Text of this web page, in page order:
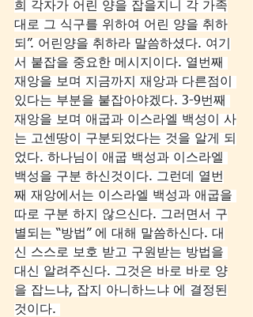
희 각자가 어린 양을 잡을지니 각 가족
대로 그 식구를 위하여 어린 양을 취하
되”. 어린양을 취하라 말씀하셨다. 여기
서 붙잡을 중요한 메시지이다. 열번째
재앙을 보며 지금까지 재앙과 다른점이
있다는 부분을 붙잡아야겠다. 3-9번째
재앙을 보며 애굽과 이스라엘 백성이 사
는 고센땅이 구분되었다는 것을 알게 되
었다. 하나님이 애굽 백성과 이스라엘
백성을 구분 하신것이다. 그런데 열번
째 재앙에서는 이스라엘 백성과 애굽을
따로 구분 하지 않으신다. 그러면서 구
별되는 “방법” 에 대해 말씀하신다. 대
신 스스로 보호 받고 구원받는 방법을
대신 알려주신다. 그것은 바로 바로 양
을 잡느냐, 잡지 아니하느냐 에 결정된
것이다.